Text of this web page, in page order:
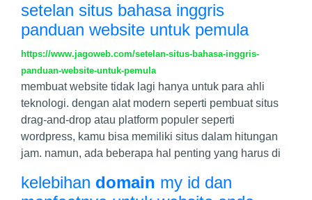
setelan situs bahasa inggris
panduan website untuk pemula
https://www.jagoweb.com/setelan-situs-bahasa-inggris-
panduan-website-untuk-pemula
membuat website tidak lagi hanya untuk para ahli
teknologi. dengan alat modern seperti pembuat situs
drag-and-drop atau platform populer seperti
wordpress, kamu bisa memiliki situs dalam hitungan
jam. namun, ada beberapa hal penting yang harus di
kelebihan domain my id dan